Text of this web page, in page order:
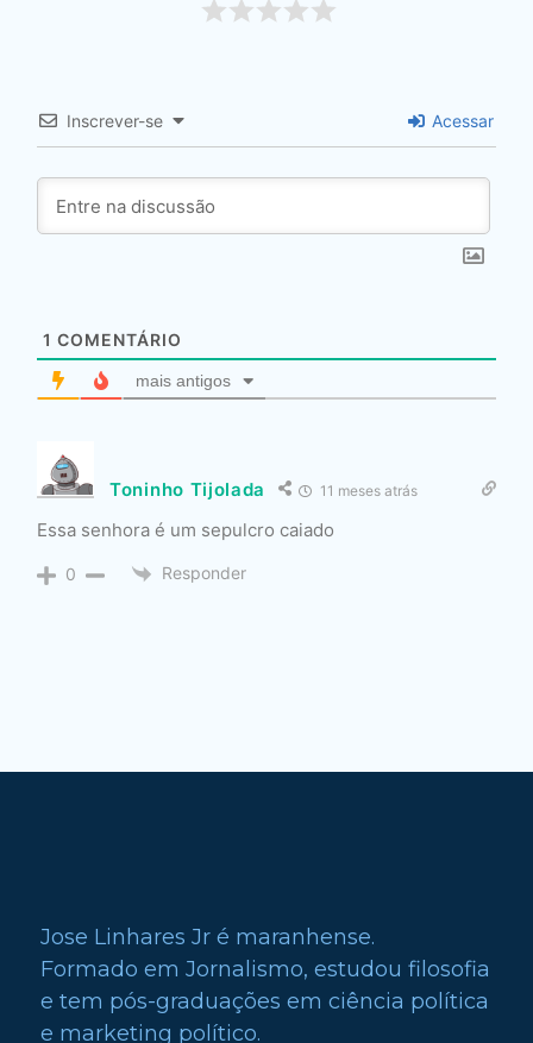
Inscrever-se Acessar
1 COMENTÁRIO
mais antigos
Toninho Tijolada 11 meses atrás
Essa senhora é um sepulcro caiado
0 Responder
Jose Linhares Jr é maranhense.
Formado em Jornalismo, estudou filosofia
e tem pós-graduações em ciência política
e marketing político.